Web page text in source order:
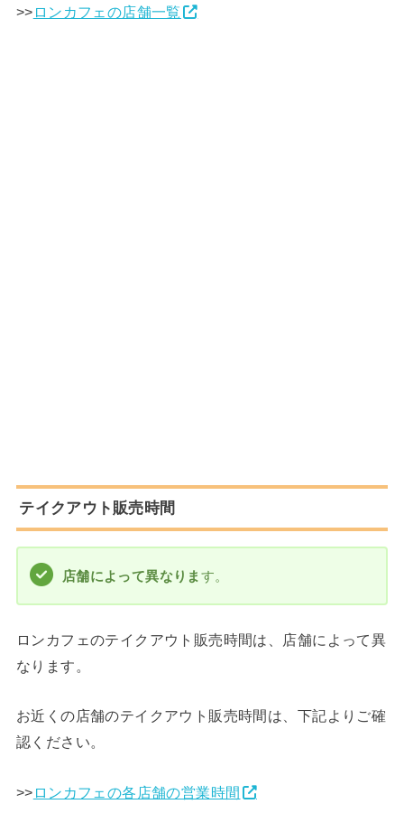
>> ロンカフェの店舗一覧
テイクアウト販売時間
店舗によって異なりま す。
ロンカフェのテイクアウト販売時間は、店舗によって異
なります。
お近くの店舗のテイクアウト販売時間は、下記よりご確
認ください。
>> ロンカフェの各店舗の営業時間